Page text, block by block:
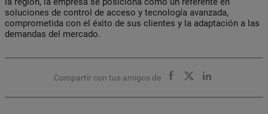
soluciones de control de acceso y tecnología avanzada,
comprometida con el éxito de sus clientes y la adaptación a las
demandas del mercado.
Compartir con tus amigos de